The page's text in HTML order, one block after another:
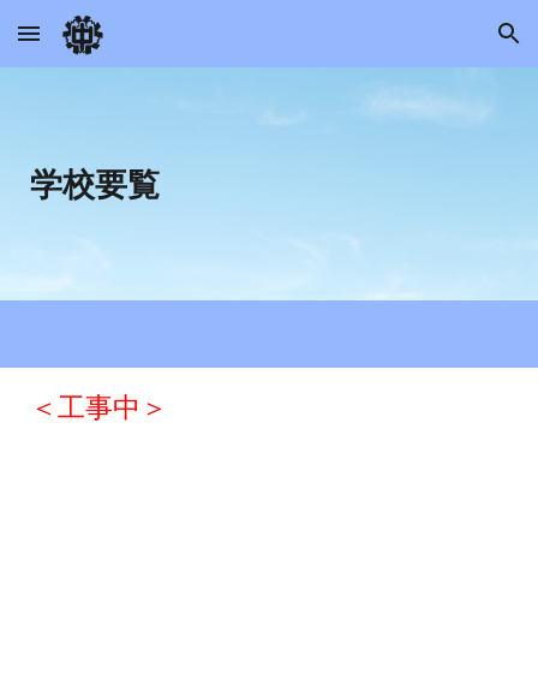
Skip to main content Skip to navigation
学校要覧
＜工事中 ＞